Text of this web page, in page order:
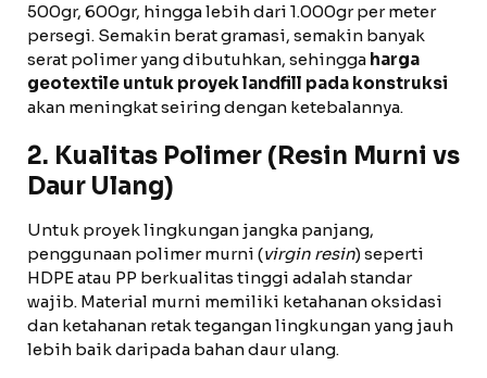
500gr, 600gr, hingga lebih dari 1.000gr per meter
persegi. Semakin berat gramasi, semakin banyak
serat polimer yang dibutuhkan, sehingga harga
geotextile untuk proyek landfill pada konstruksi
akan meningkat seiring dengan ketebalannya.
2. Kualitas Polimer (Resin Murni vs
Daur Ulang)
Untuk proyek lingkungan jangka panjang,
penggunaan polimer murni (virgin resin) seperti
HDPE atau PP berkualitas tinggi adalah standar
wajib. Material murni memiliki ketahanan oksidasi
dan ketahanan retak tegangan lingkungan yang jauh
lebih baik daripada bahan daur ulang.